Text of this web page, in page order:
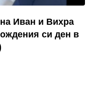
Иван и Вихра
си ден в